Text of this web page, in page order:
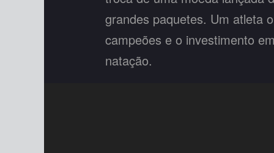
grandes paquetes. Um atleta
campeões e o investimento
natação.